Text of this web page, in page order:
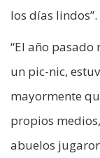
los días lindos”.
“El año pasado
un pic-nic,
mayormente
propios
abuelos